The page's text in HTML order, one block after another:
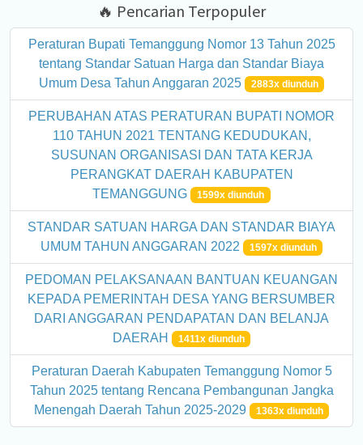
🔥 Pencarian Terpopuler
Peraturan Bupati Temanggung Nomor 13 Tahun 2025
tentang Standar Satuan Harga dan Standar Biaya
Umum Desa Tahun Anggaran 2025
2883x diunduh
PERUBAHAN ATAS PERATURAN BUPATI NOMOR
110 TAHUN 2021 TENTANG KEDUDUKAN,
SUSUNAN ORGANISASI DAN TATA KERJA
PERANGKAT DAERAH KABUPATEN
TEMANGGUNG 1599x diunduh
STANDAR SATUAN HARGA DAN STANDAR BIAYA
UMUM TAHUN ANGGARAN 2022
1597x diunduh
PEDOMAN PELAKSANAAN BANTUAN KEUANGAN
KEPADA PEMERINTAH DESA YANG BERSUMBER
DARI ANGGARAN PENDAPATAN DAN BELANJA
DAERAH
1411x diunduh
Peraturan Daerah Kabupaten Temanggung Nomor 5
Tahun 2025 tentang Rencana Pembangunan Jangka
Menengah Daerah Tahun 2025-2029
1363x diunduh